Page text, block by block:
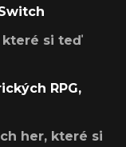
které si teď
RPG,
her, které si